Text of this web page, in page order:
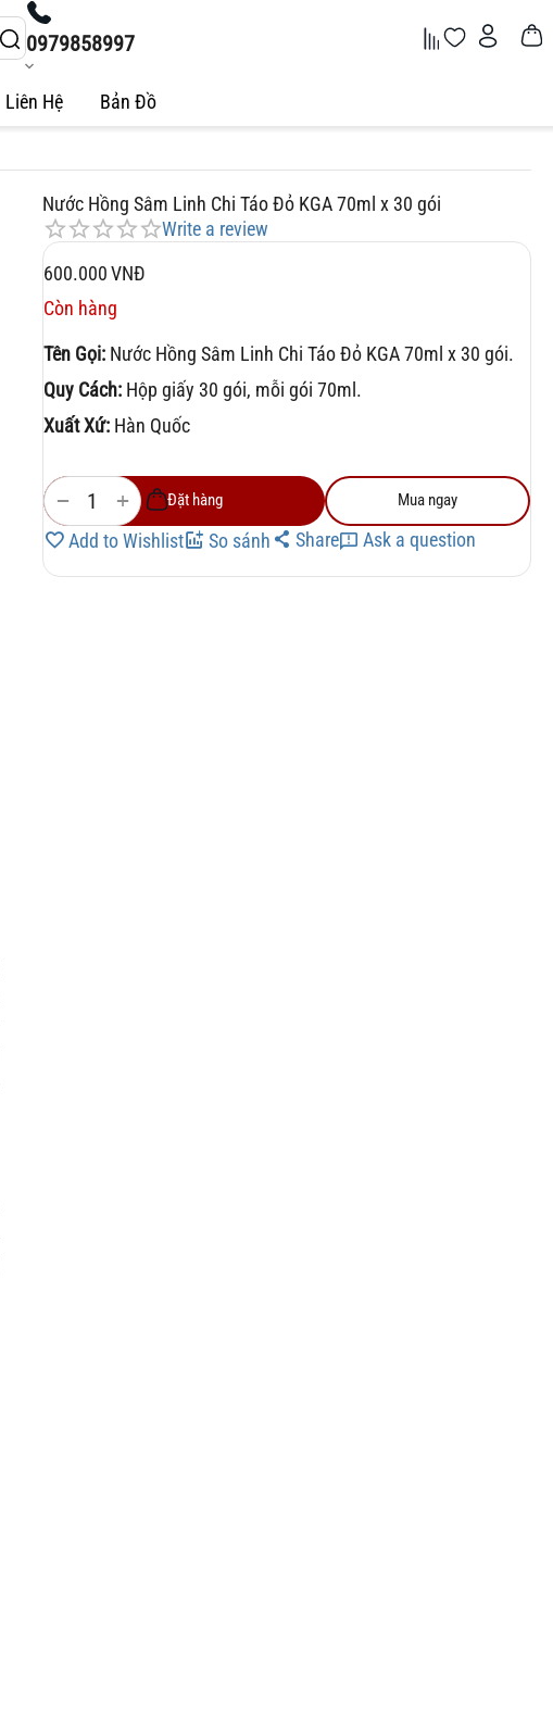
0979858997
Liên Hệ Bản Đồ
Nước Hồng Sâm Linh Chi Táo Đỏ KGA 70ml x 30 gói
Write a review
600.000VNĐ
Còn hàng
Tên Gọi: Nước Hồng Sâm Linh Chi Táo Đỏ KGA 70ml x 30 gói.
Quy Cách: Hộp giấy 30 gói, mỗi gói 70ml.
Xuất Xứ: Hàn Quốc
+
− Đặt hàng Mua ngay
Add to Wishlist So sánh Share Ask a question